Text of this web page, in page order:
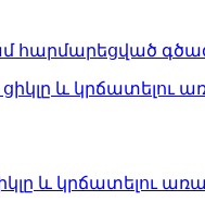
հարմարեցված
և կրճատելու